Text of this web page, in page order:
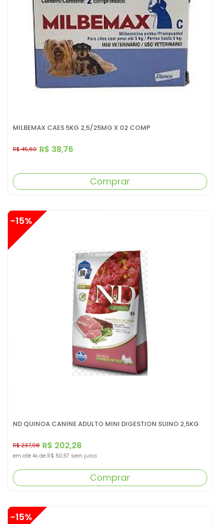
MILBEMAX CAES 5KG 2,5/25MG X 02 COMP
R$ 38,76
R$ 45,60
Comprar
ND QUINOA CANINE ADULTO MINI DIGESTION SUINO 2,5KG
R$ 202,28
R$ 237,98
-15%
em até 4x de R$ 50,57 sem juros
Comprar
-15%